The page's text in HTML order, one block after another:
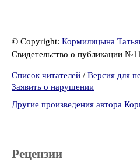
© Copyright: Кормилицына
Свидетельство о публикации
Список читателей / Версия для
Заявить о нарушении
Другие произведения автора
Рецензии